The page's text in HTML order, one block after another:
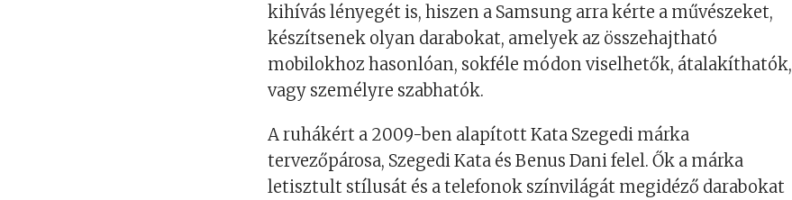
kihívás lényegét is, hiszen a Samsung arra kérte a művészeket,
készítsenek olyan darabokat, amelyek az összehajtható
mobilokhoz hasonlóan, sokféle módon viselhetők, átalakíthatók,
vagy személyre szabhatók.
A ruhákért a 2009-ben alapított Kata Szegedi márka
tervezőpárosa, Szegedi Kata és Benus Dani felel. Ők a márka
letisztult stílusát és a telefonok színvilágát megidéző darabokat